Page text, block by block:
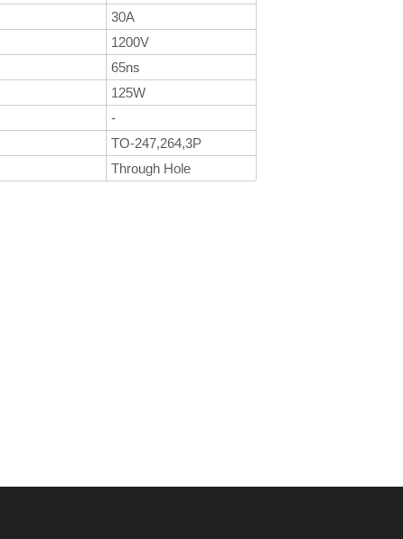
30A
1200V
65ns
125W
-
TO-247,264,3P
Through Hole